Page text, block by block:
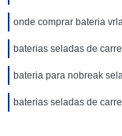
onde comprar bateria
baterias seladas de
bateria para nobreak
baterias seladas de